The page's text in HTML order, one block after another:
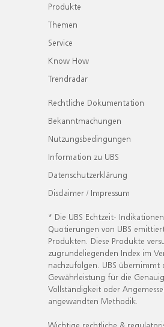
Produkte
Themen
Service
Know How
Trendradar
Rechtliche Dokumentation
Bekanntmachungen
Nutzungsbedingungen
Information zu UBS
Datenschutzerklärung
Disclaimer / Impressum
* Die UBS Echtzeit-
Quotierungen von UBS
Produkten. Diese Produkte
zugrundeliegenden Index im
nachzufolgen. UBS übernimmt
Gewährleistung für die
Vollständigkeit oder
angewandten Methodik.